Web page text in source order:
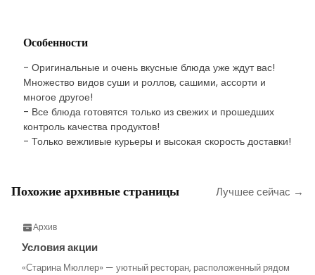
Особенности
- Оригинальные и очень вкусные блюда уже ждут вас!
Множество видов суши и роллов, сашими, ассорти и
многое другое!
- Все блюда готовятся только из свежих и прошедших
контроль качества продуктов!
- Только вежливые курьеры и высокая скорость доставки!
Похожие архивные страницы Лучшее сейчас →
Архив
Условия акции
«Старина Мюллер» — уютный ресторан, расположенный рядом